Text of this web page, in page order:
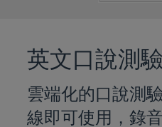
英文口說測
雲端化的口說測
線即可使用，錄